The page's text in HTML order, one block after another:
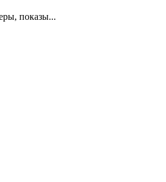
показы...